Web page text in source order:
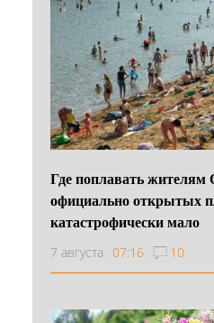
Где поплавать жителям
официально открытых
катастрофически мало
7 августа 07:16 10